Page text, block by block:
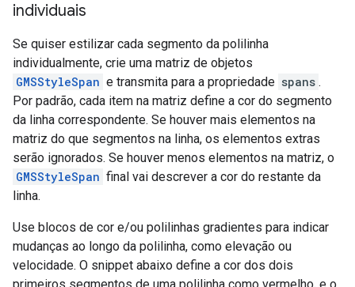
individuais
Se quiser estilizar cada segmento da polilinha
individualmente, crie uma matriz de objetos
GMSStyleSpan e transmita para a propriedade spans .
Por padrão, cada item na matriz define a cor do segmento
da linha correspondente. Se houver mais elementos na
matriz do que segmentos na linha, os elementos extras
serão ignorados. Se houver menos elementos na matriz, o
GMSStyleSpan final vai descrever a cor do restante da
linha.
Use blocos de cor e/ou polilinhas gradientes para indicar
mudanças ao longo da polilinha, como elevação ou
velocidade. O snippet abaixo define a cor dos dois